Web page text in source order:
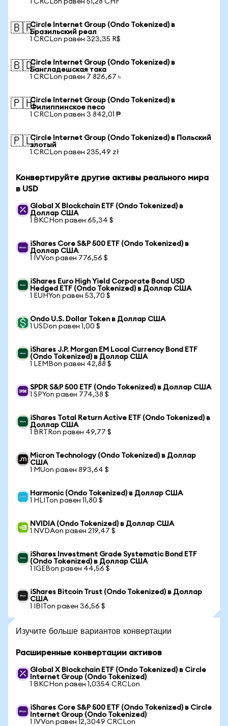
1 CRCLon равен 51,28 CHF
🇧🇷Circle Internet Group (Ondo Tokenized) в
Бразильский реал
1 CRCLon равен 323,35 R$
🇧🇩Circle Internet Group (Ondo Tokenized) в
Бангладешская така
1 CRCLon равен 7 826,67 ৳
🇵🇭Circle Internet Group (Ondo Tokenized) в
Филиппинское песо
1 CRCLon равен 3 842,01 ₱
🇵🇱Circle Internet Group (Ondo Tokenized) в Польский
злотый
1 CRCLon равен 235,49 zł
Конвертируйте другие активы реального мира
в USD
Global X Blockchain ETF (Ondo Tokenized) в
Доллар США
1 BKCHon равен 65,34 $
iShares Core S&P 500 ETF (Ondo Tokenized) в
Доллар США
1 IVVon равен 776,56 $
iShares Euro High Yield Corporate Bond USD
Hedged ETF (Ondo Tokenized) в Доллар США
1 EUHYon равен 53,70 $
Ondo U.S. Dollar Token в Доллар США
1 USDon равен 1,00 $
iShares J.P. Morgan EM Local Currency Bond ETF
(Ondo Tokenized) в Доллар США
1 LEMBon равен 42,88 $
SPDR S&P 500 ETF (Ondo Tokenized) в Доллар США
1 SPYon равен 774,38 $
iShares Total Return Active ETF (Ondo Tokenized) в
Доллар США
1 BRTRon равен 49,77 $
Micron Technology (Ondo Tokenized) в Доллар
США
1 MUon равен 893,64 $
Harmonic (Ondo Tokenized) в Доллар США
1 HLITon равен 11,80 $
NVIDIA (Ondo Tokenized) в Доллар США
1 NVDAon равен 219,47 $
iShares Investment Grade Systematic Bond ETF
(Ondo Tokenized) в Доллар США
1 IGEBon равен 44,56 $
iShares Bitcoin Trust (Ondo Tokenized) в Доллар
США
1 IBITon равен 36,56 $
Изучите больше вариантов конвертации
Расширенные конвертации активов
Global X Blockchain ETF (Ondo Tokenized) в Circle
Internet Group (Ondo Tokenized)
1 BKCHon равен 1,0354 CRCLon
iShares Core S&P 500 ETF (Ondo Tokenized) в Circle
Internet Group (Ondo Tokenized)
1 IVVon равен 12,3049 CRCLon